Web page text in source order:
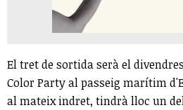
El tret de sortida serà el
Color Party al passeig marítim
al mateix indret, tindrà lloc un